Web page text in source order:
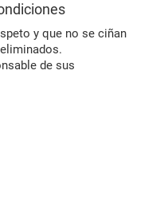
y que no se ciñan
de sus